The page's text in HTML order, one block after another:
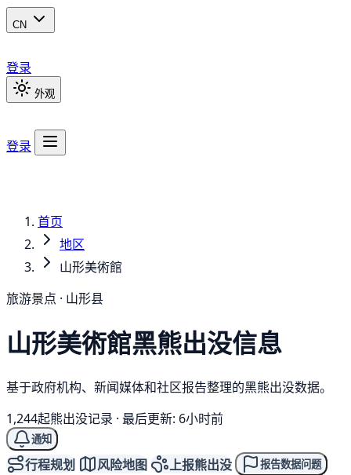
CN
登录
外观
登录
首页
地区
山形美術館
旅游景点 · 山形县
山形美術館黑熊出没信息
基于政府机构、新闻媒体和社区报告整理的黑熊出没数据。
1,244起熊出没记录 · 最后更新: 6小时前
通知
行程规划 风险地图 上报熊出没 报告数据问题